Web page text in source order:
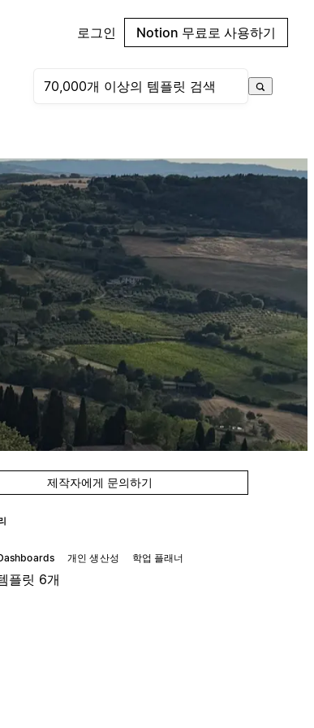
로그인 Notion 무료로 사용하기
제작자에게 문의하기
개인 생산성 학업 플래너
플릿 6개